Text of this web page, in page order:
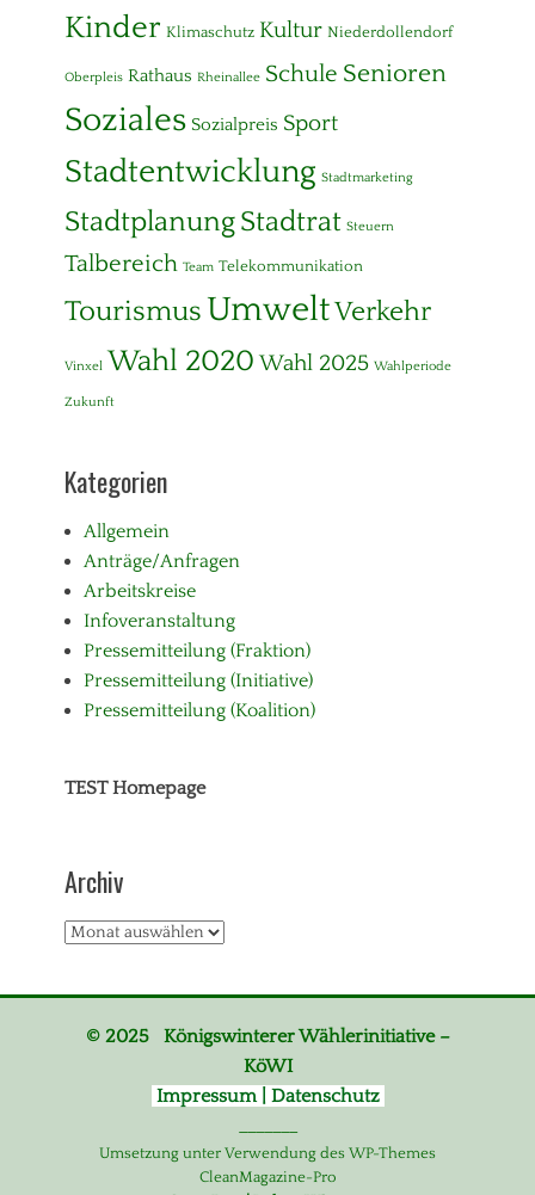
Kinder Klimaschutz Kultur Niederdollendorf
Oberpleis Rathaus Rheinallee Schule Senioren
Soziales Sozialpreis Sport
Stadtentwicklung Stadtmarketing
StadtplanungStadtrat Steuern
Talbereich Team Telekommunikation
TourismusUmweltVerkehr
Vinxel Wahl 2020 Wahl 2025 Wahlperiode
Zukunft
Kategorien
Allgemein
Anträge/Anfragen
Arbeitskreise
Infoveranstaltung
Pressemitteilung (Fraktion)
Pressemitteilung (Initiative)
Pressemitteilung (Koalition)
TEST Homepage
Archiv
Archiv
© 2025 Königswinterer Wählerinitiative –
KöWI
Impressum | Datenschutz
Umsetzung unter Verwendung des WP-Themes
CleanMagazine-Pro